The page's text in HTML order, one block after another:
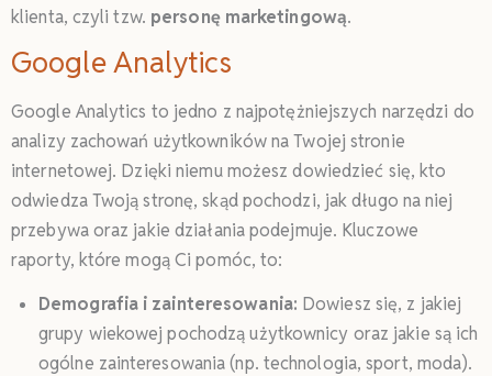
klienta, czyli tzw. personę marketingową.
Google Analytics
Google Analytics to jedno z najpotężniejszych narzędzi do
analizy zachowań użytkowników na Twojej stronie
internetowej. Dzięki niemu możesz dowiedzieć się, kto
odwiedza Twoją stronę, skąd pochodzi, jak długo na niej
przebywa oraz jakie działania podejmuje. Kluczowe
raporty, które mogą Ci pomóc, to:
Demografia i zainteresowania: Dowiesz się, z jakiej
grupy wiekowej pochodzą użytkownicy oraz jakie są ich
ogólne zainteresowania (np. technologia, sport, moda).